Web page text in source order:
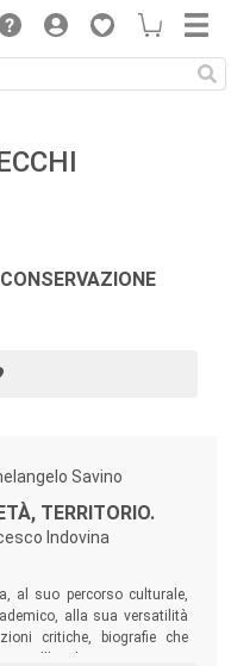
Savino
TERRITORIO.
Indovina
al suo percorso culturale,
alla sua versatilità
critiche, biografie che